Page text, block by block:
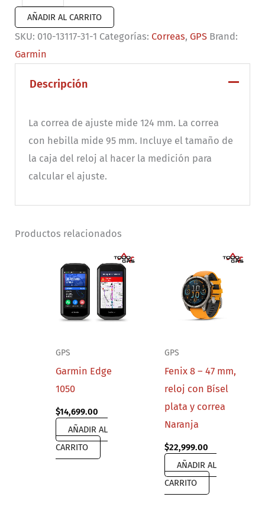
de
reloj
QuickFit®
26
cantidad
AÑADIR AL CARRITO
SKU: 010-13117-31-1 Categorías: Correas, GPS Brand:
Garmin
Descripción
La correa de ajuste mide 124 mm. La correa
con hebilla mide 95 mm. Incluye el tamaño de
la caja del reloj al hacer la medición para
calcular el ajuste.
Productos relacionados
GPS
Garmin Edge
1050
$14,699.00
AÑADIR AL
CARRITO
GPS
Fenix 8 – 47 mm,
reloj con Bísel
plata y correa
Naranja
$22,999.00
AÑADIR AL
CARRITO